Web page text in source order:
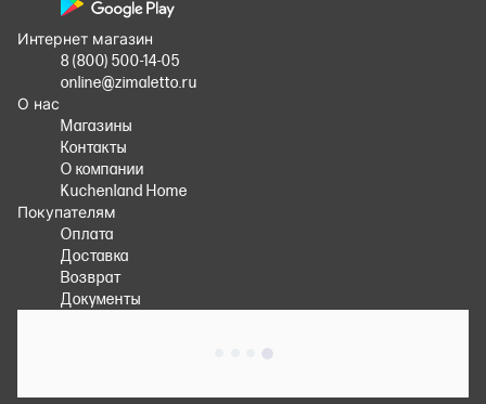
Интернет магазин
8 (800) 500-14-05
online@zimaletto.ru
О нас
Магазины
Контакты
О компании
Kuchenland Home
Покупателям
Оплата
Доставка
Возврат
Документы